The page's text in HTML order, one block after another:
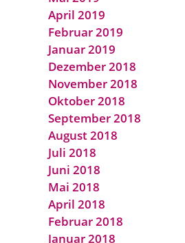
April 2019
Februar 2019
Januar 2019
Dezember 2018
November 2018
Oktober 2018
September 2018
August 2018
Juli 2018
Juni 2018
Mai 2018
April 2018
Februar 2018
Januar 2018